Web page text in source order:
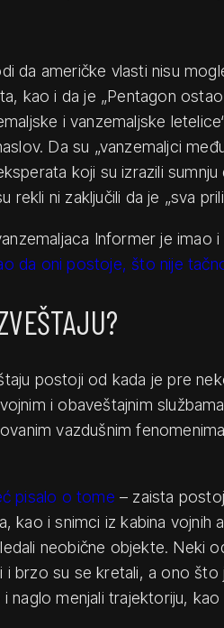
da američke vlasti nisu
kao i da je „Pentagon
i vanzemaljske
Da su „vanzemaljci
koji su izrazili
rekli ni zaključili da je „sva
Informer je
da oni postoje, što nije
postoji od kada je pre
i obaveštajnim
vazdušnim
pisalo o tome – zaista
kao i snimci iz kabina vojnih
neobične objekte. Neki
i brzo su se kretali, a ono
naglo menjali trajektoriju,